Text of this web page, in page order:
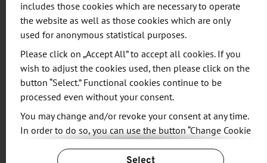
Die hohe Teilnehmerzahl zeigte den Bedarf an
solchen Formaten und unterstrich das Engagement
der Lehrkräfte an den sächsischen Fach- und
Hochschulen, die ihre Schüler aktiv fördern und die
Veranstaltung unterstützten.
landwirtschaftliche Innovationen, Work-Life-
Balance, Präventionsmöglichkeiten für physische
und psychische Belastungen sowie wirtschaftliche
includes those cookies which are necessary to operate
the website as well as those cookies which are only
used for anonymous statistical purposes.
Please click on „Accept All” to accept all cookies. If you
wish to adjust the cookies used, then please click on the
button “Select.” Functional cookies continue to be
processed even without your consent.
You may change and/or revoke your consent at any time.
In order to do so, you can use the button “Change Cookie
Select